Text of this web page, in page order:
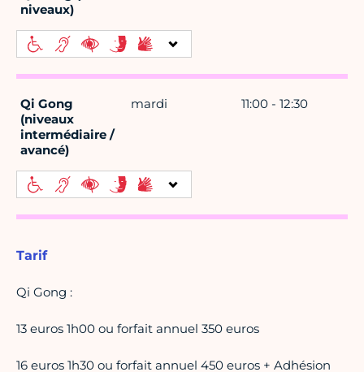
niveaux)
Qi Gong
(niveaux
intermédiaire /
avancé)
mardi 11:00 - 12:30
Tarif
Qi Gong :
13 euros 1h00 ou forfait annuel 350 euros
16 euros 1h30 ou forfait annuel 450 euros + Adhésion